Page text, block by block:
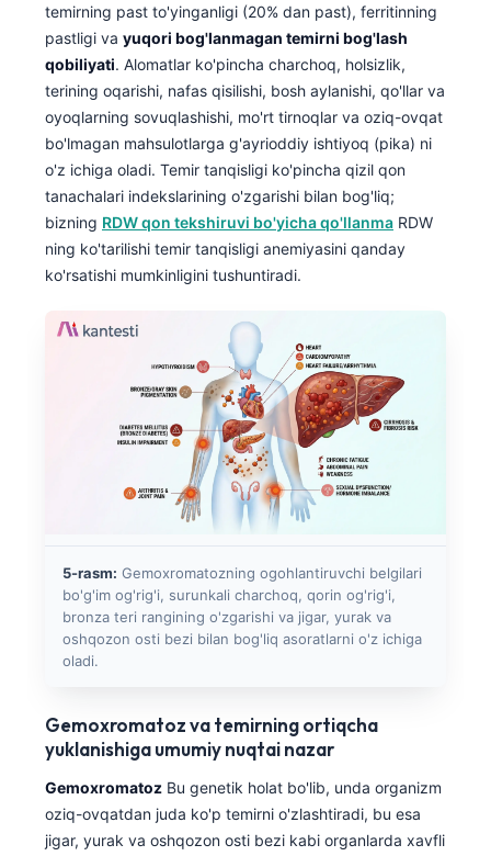
temirning past to'yinganligi (20% dan past), ferritinning
pastligi va yuqori bog'lanmagan temirni bog'lash
qobiliyati. Alomatlar ko'pincha charchoq, holsizlik,
terining oqarishi, nafas qisilishi, bosh aylanishi, qo'llar va
oyoqlarning sovuqlashishi, mo'rt tirnoqlar va oziq-ovqat
bo'lmagan mahsulotlarga g'ayrioddiy ishtiyoq (pika) ni
o'z ichiga oladi. Temir tanqisligi ko'pincha qizil qon
tanachalari indekslarining o'zgarishi bilan bog'liq;
bizning RDW qon tekshiruvi bo'yicha qo'llanma RDW
ning ko'tarilishi temir tanqisligi anemiyasini qanday
ko'rsatishi mumkinligini tushuntiradi.
5-rasm: Gemoxromatozning ogohlantiruvchi belgilari
bo'g'im og'rig'i, surunkali charchoq, qorin og'rig'i,
bronza teri rangining o'zgarishi va jigar, yurak va
oshqozon osti bezi bilan bog'liq asoratlarni o'z ichiga
oladi.
Gemoxromatoz va temirning ortiqcha
yuklanishiga umumiy nuqtai nazar
Gemoxromatoz Bu genetik holat bo'lib, unda organizm
oziq-ovqatdan juda ko'p temirni o'zlashtiradi, bu esa
jigar, yurak va oshqozon osti bezi kabi organlarda xavfli
Cebuano
ئۇيغۇرچە
Татар теле
Esperanto
Frysk
Ślōnskŏ gŏdka